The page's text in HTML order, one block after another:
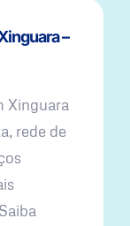
–
Xinguara
rede de